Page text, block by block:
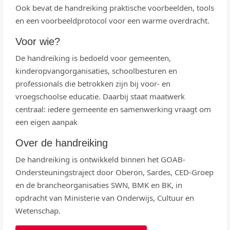
Ook bevat de handreiking praktische voorbeelden, tools
en een voorbeeldprotocol voor een warme overdracht.
Voor wie?
De handreiking is bedoeld voor gemeenten,
kinderopvangorganisaties, schoolbesturen en
professionals die betrokken zijn bij voor- en
vroegschoolse educatie. Daarbij staat maatwerk
centraal: iedere gemeente en samenwerking vraagt om
een eigen aanpak
Over de handreiking
De handreiking is ontwikkeld binnen het GOAB-
Ondersteuningstraject door Oberon, Sardes, CED-Groep
en de brancheorganisaties SWN, BMK en BK, in
opdracht van Ministerie van Onderwijs, Cultuur en
Wetenschap.